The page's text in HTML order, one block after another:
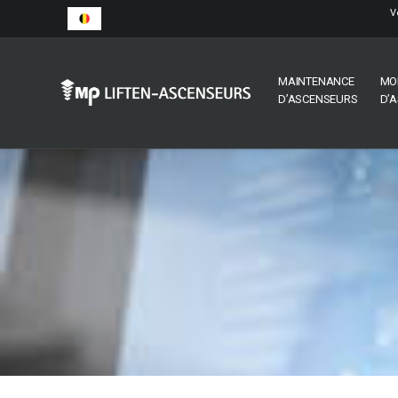
MAINTENANCE
D’ASCENSEURS